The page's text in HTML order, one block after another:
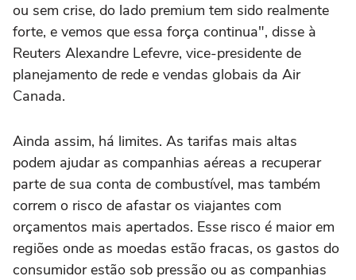
ou sem crise, do lado premium tem sido realmente
forte, e vemos que essa ⁠força continua", disse à
Reuters Alexandre Lefevre, vice-presidente de
planejamento de rede e vendas globais da Air
Canada.
Ainda assim, há limites. As tarifas mais altas
podem ajudar as companhias aéreas a recuperar
parte de sua conta de combustível, mas também
correm o risco de afastar os viajantes com
orçamentos mais apertados. Esse risco é maior em
regiões onde as moedas estão fracas, os gastos do
consumidor estão sob pressão ou as companhias